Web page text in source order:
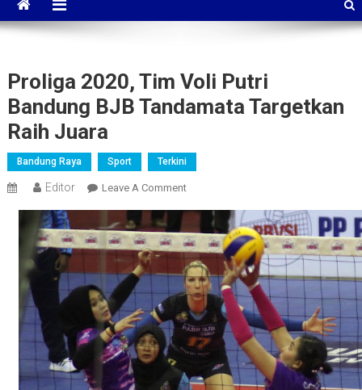
Proliga 2020, Tim Voli Putri
Bandung BJB Tandamata Targetkan
Raih Juara
Bandung Raya Sport Terkini
Editor Leave A CommentOn
Tim
Voli
Putri
Bandung
BJB
Tandamata
Targetkan
Raih